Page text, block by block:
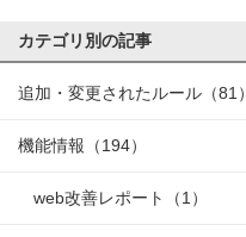
カテゴリ別の記事
追加・変更されたルール （81）
機能情報 （194）
web改善レポート （1）